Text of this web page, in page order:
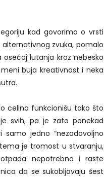
kad govorimo o vrsti
zvuka, pomalo
lutanja kroz nebesko
buja kreativnost i neka
celina funkcionišu tako što
svih, pa je zato ponekad
jedno “nezadovoljno
je tromost u stvaranju,
nepotrebno i raste
da se sukobljavaju šest